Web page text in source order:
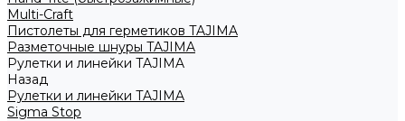
Multi-Craft
Пистолеты для герметиков TAJIMA
Разметочные шнуры TAJIMA
Рулетки и линейки TAJIMA
Назад
Рулетки и линейки TAJIMA
Sigma Stop